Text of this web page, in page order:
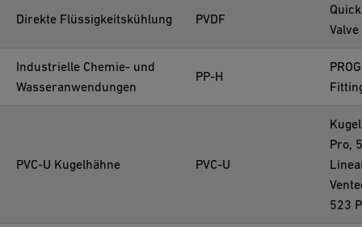
Direkte Flüssigkeitskühlung PVDF
Industrielle Chemie- und
Wasseranwendungen
PP-H
PVC-U Kugelhähne PVC-U
Pro,
523